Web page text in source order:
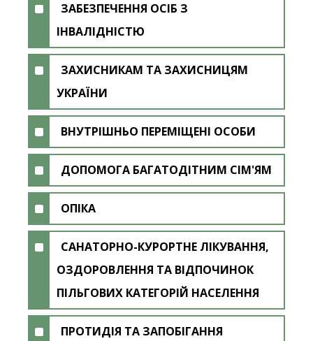
ЗАБЕЗПЕЧЕННЯ ОСІБ З
ІНВАЛІДНІСТЮ
ЗАХИСНИКАМ ТА ЗАХИСНИЦЯМ
УКРАЇНИ
ВНУТРІШНЬО ПЕРЕМІЩЕНІ ОСОБИ
ДОПОМОГА БАГАТОДІТНИМ СІМ'ЯМ
ОПІКА
САНАТОРНО-КУРОРТНЕ ЛІКУВАННЯ,
ОЗДОРОВЛЕННЯ ТА ВІДПОЧИНОК
ПІЛЬГОВИХ КАТЕГОРІЙ НАСЕЛЕННЯ
ПРОТИДІЯ ТА ЗАПОБІГАННЯ